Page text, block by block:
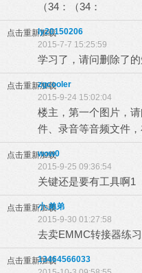
（34：（34：
点击重新加载ly20150206
2015-7-7 15:25:59
学习了，请问删除了
点击重新加载
zgcooler
2015-9-24 15:02:04
楼主，第一个图片，
件、录音等音频文件
点击重新加载
wow0
2015-9-25 09:36:54
关键还是要有工具啊1
点击重新加载
小.弟弟
2015-9-30 01:27:58
去卖EMMC转接器练
点击重新加载13464566033